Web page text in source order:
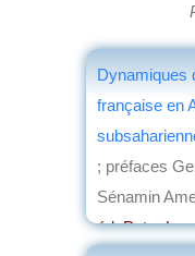
Dynamiques
française en
; préfaces
Sénamin
éd. Peter